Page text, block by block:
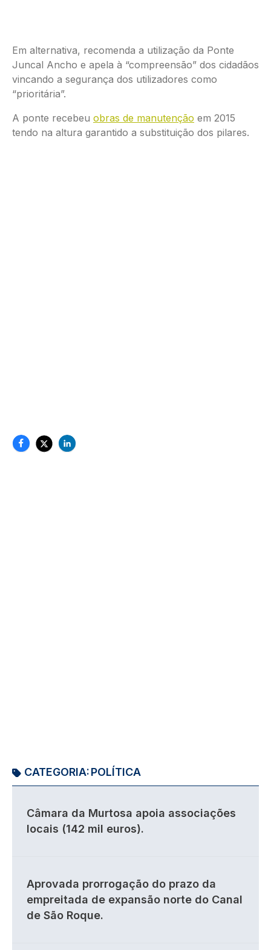
Em alternativa, recomenda a utilização da Ponte
Juncal Ancho e apela à “compreensão” dos cidadãos
vincando a segurança dos utilizadores como
“prioritária”.
A ponte recebeu obras de manutenção em 2015
tendo na altura garantido a substituição dos pilares.
CATEGORIA:POLÍTICA
Câmara da Murtosa apoia associações
locais (142 mil euros).
Aprovada prorrogação do prazo da
empreitada de expansão norte do Canal
de São Roque.